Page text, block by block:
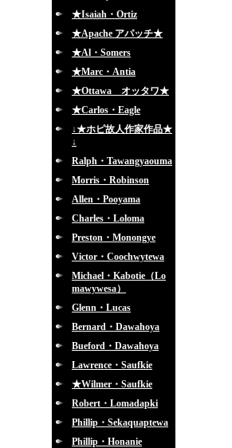
★Isaiah・Ortiz
★Apache アパッチ★
★Al・Somers
★Marc・Antia
★Ottawa オッタワ★
★Carlos・Eagle
↓★ホピ故人作家作品★
↓
Ralph・Tawangyaouma
Morris・Robinson
Allen・Pooyama
Charles・Loloma
Preston・Monongye
Victor・Coochwytewa
Michael・Kabotie（Lo
mawywesa）
Glenn・Lucas
Bernard・Dawahoya
Bueford・Dawahoya
Lawrence・Saufkie
★Wilmer・Saufkie
Robert・Lomadapki
Phillip・Sekaquaptewa
Phillip・Honanie